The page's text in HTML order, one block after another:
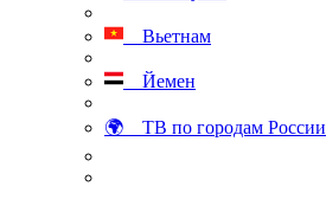
Вьетнам
Йемен
🌍 ТВ по городам России